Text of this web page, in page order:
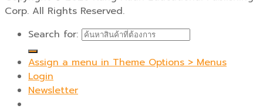
Corp. All Rights Reserved.
Search for:
Assign a menu in Theme Options > Menus
Login
Newsletter